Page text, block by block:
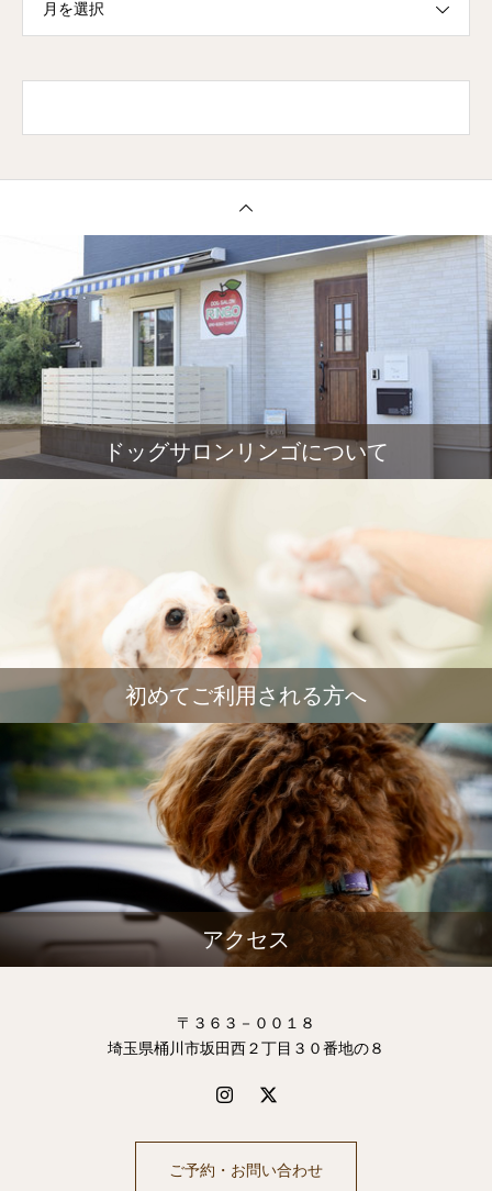
月を選択
ドッグサロンリンゴについて
初めてご利用される方へ
アクセス
〒３６３－００１８
埼玉県桶川市坂田西２丁目３０番地の８
ご予約・お問い合わせ